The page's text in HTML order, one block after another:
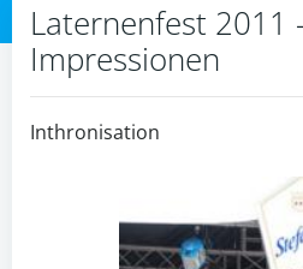
Laternenfest 2011
Impressionen
Inthronisation